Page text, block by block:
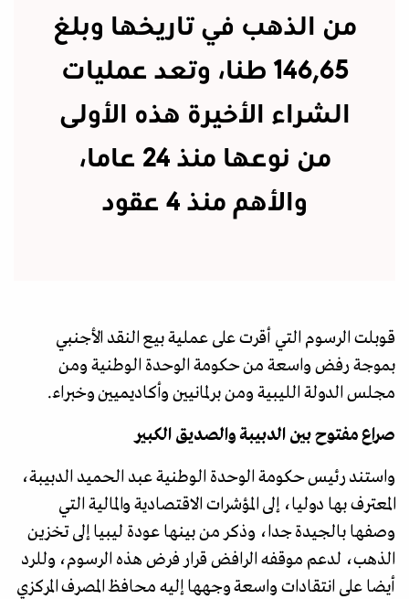
من الذهب في تاريخها وبلغ
146,65 طنا، وتعد عمليات
الشراء الأخيرة هذه الأولى
من نوعها منذ 24 عاما،
والأهم منذ 4 عقود
قوبلت الرسوم التي أقرت على عملية بيع النقد الأجنبي
بموجة رفض واسعة من حكومة الوحدة الوطنية ومن
مجلس الدولة الليبية ومن برلمانيين وأكاديميين وخبراء.
صراع مفتوح بين الدبيبة والصديق الكبير
واستند رئيس حكومة الوحدة الوطنية عبد الحميد الدبيبة،
المعترف بها دوليا، إلى المؤشرات الاقتصادية والمالية التي
وصفها بالجيدة جدا، وذكر من بينها عودة ليبيا إلى تخزين
الذهب، لدعم موقفه الرافض قرار فرض هذه الرسوم، وللرد
أيضا على انتقادات واسعة وجهها إليه محافظ المصرف المركزي